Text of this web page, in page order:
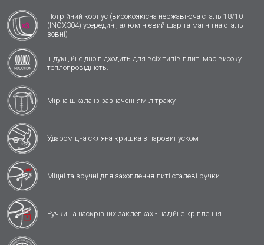
Потрійний корпус (високоякісна нержавіюча сталь 18/10
(INOX304) усередині, алюмінієвий шар та магнітна сталь
зовні)
Індукційне дно підходить для всіх типів плит, має високу
теплопровідність.
Мірна шкала із зазначенням літражу
Удароміцна скляна кришка з паровипуском
Міцні та зручні для захоплення литі сталеві ручки
Ручки на наскрізних заклепках - надійне кріплення